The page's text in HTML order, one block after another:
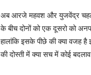
अब आरजे महवश और युजवेंद्र चहल
के बीच दोनों को एक दूसरो को
हालांकि इसके पीछे की क्या वजह
की दोस्ती में क्या सच में कोई